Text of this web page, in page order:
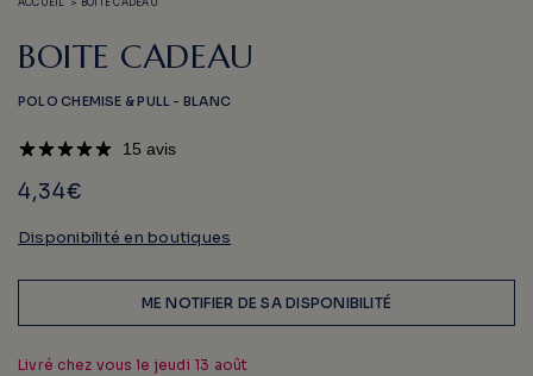
dans
fenêtre
modale
ACCUEIL > BOITE CADEAU
BOITE CADEAU
POLO CHEMISE & PULL - BLANC
15 avis
4,34€
Disponibilité en boutiques
ME NOTIFIER DE SA DISPONIBILITÉ
Livré chez vous le jeudi 13 août